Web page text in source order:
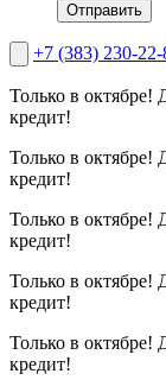
Отправить
+7 (383) 230-22-
Только в октябре!
кредит!
Только в октябре!
кредит!
Только в октябре!
кредит!
Только в октябре!
кредит!
Только в октябре!
кредит!